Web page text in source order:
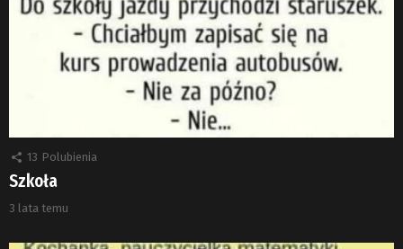
13 Polubienia
Szkoła
3 lata temu